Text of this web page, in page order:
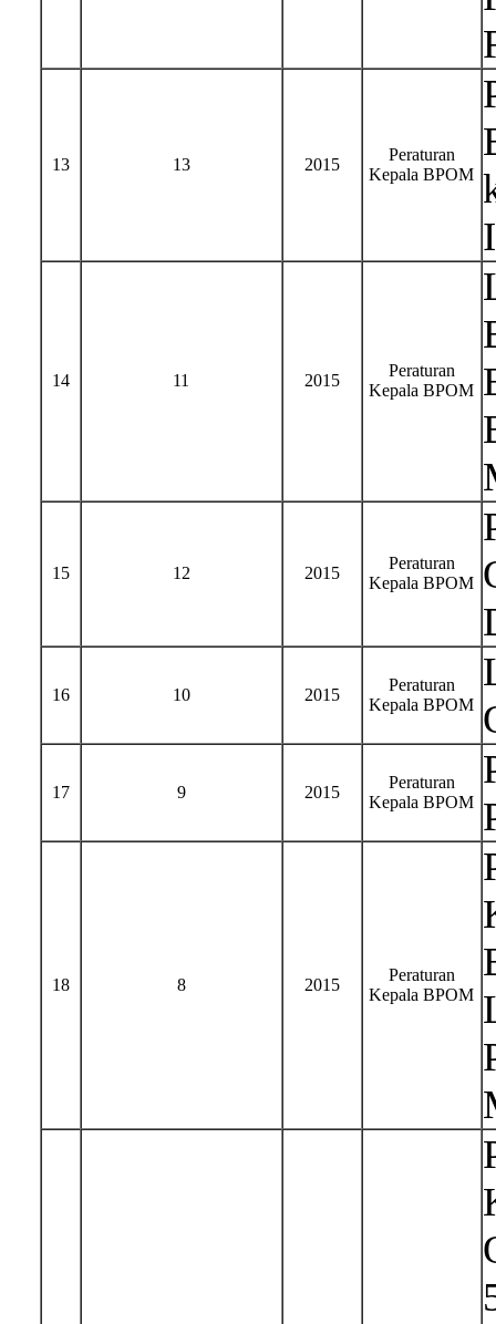
13 13 2015
Peraturan
Kepala BPOM
14 11 2015
Peraturan
Kepala BPOM
15 12 2015
Peraturan
Kepala BPOM
16 10 2015
Peraturan
Kepala BPOM
17 9 2015
Peraturan
Kepala BPOM
18 8 2015
Peraturan
Kepala BPOM